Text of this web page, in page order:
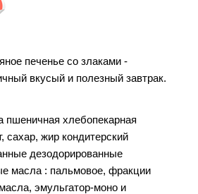
печенье со злаками -
вкусый и полезный завтрак.
пшеничная хлебопекарная
сахар, жир кондитерский
дезодорированные
масла : пальмовое, фракции
эмульгатор-моно и